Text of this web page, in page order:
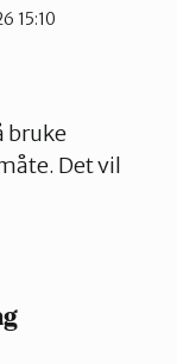
15:10
bruke
Det vil